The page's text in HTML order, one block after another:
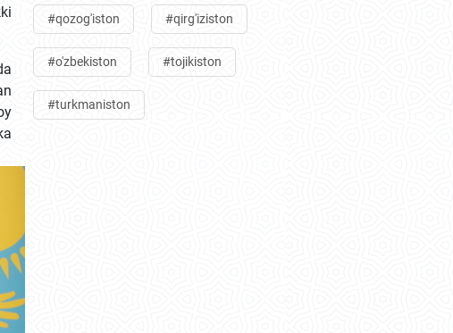
#qozog'iston #qirg'iziston
#o'zbekiston #tojikiston
#turkmaniston